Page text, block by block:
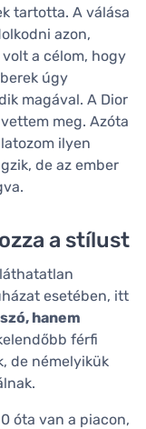
tartotta. A válása
azon,
a célom, hogy
úgy
magával. A Dior
meg. Azóta
ilyen
de az ember
a stílust
esetében, itt
hanem
férfi
de némelyikük
óta van a piacon,